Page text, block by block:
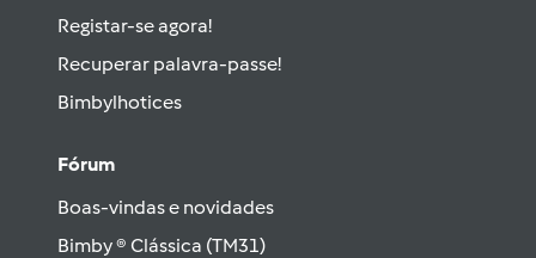
Registar-se agora!
Recuperar palavra-passe!
Bimbylhotices
Fórum
Boas-vindas e novidades
Bimby ® Clássica (TM31)